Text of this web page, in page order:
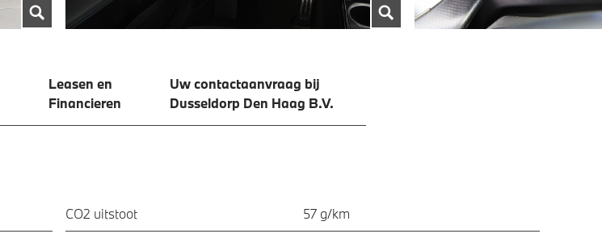
Leasen en
Financieren
Uw contactaanvraag bij
Dusseldorp Den Haag B.V.
CO2 uitstoot 57 g/km